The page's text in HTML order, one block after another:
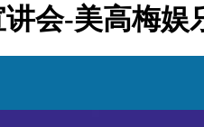
会-美高梅娱